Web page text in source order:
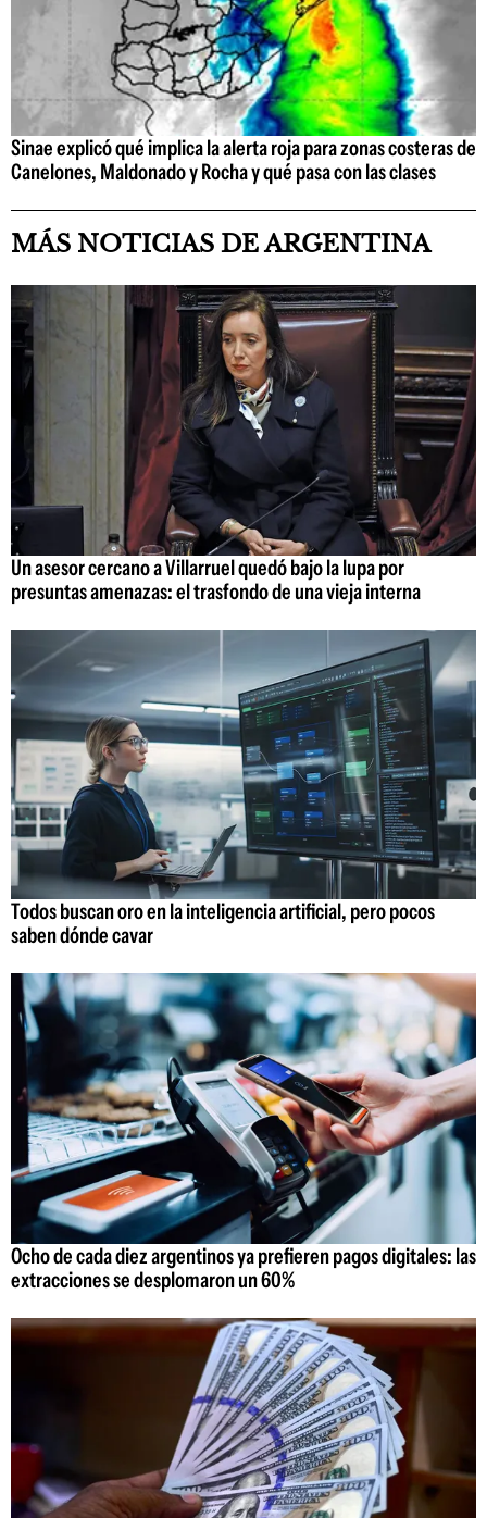
Sinae explicó qué implica la alerta roja para zonas costeras de
Canelones, Maldonado y Rocha y qué pasa con las clases
MÁS NOTICIAS DE ARGENTINA
Un asesor cercano a Villarruel quedó bajo la lupa por
presuntas amenazas: el trasfondo de una vieja interna
Todos buscan oro en la inteligencia artificial, pero pocos
saben dónde cavar
Ocho de cada diez argentinos ya prefieren pagos digitales: las
extracciones se desplomaron un 60%